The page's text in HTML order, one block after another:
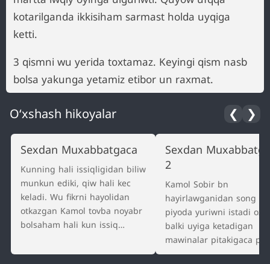
kotarilganda ikkisiham sarmast holda uyqiga
ketti.
3 qismni wu yerida toxtamaz. Keyingi qism nasb
bolsa yakunga yetamiz etibor un raxmat.
O‘xshash hikoyalar ❮ ❯
Sexdan Muxabbatgaca
Kunning hali issiqligidan biliw
munkun ediki, qiw hali kec
keladi. Wu fikrni hayolidan
otkazgan Kamol tovba noyabr
bolsaham hali kun issiq
qoydi. Saot 15:00ga
Sexdan
2
Kamol Sobir bn
hayirlawganidan song
piyoda yuriwni istadi
balki uyiga ketadigan
mawinalar pitakigaca
borar, yaxwi fikr zato